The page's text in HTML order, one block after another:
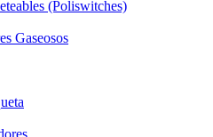
(Poliswitches)
Gaseosos